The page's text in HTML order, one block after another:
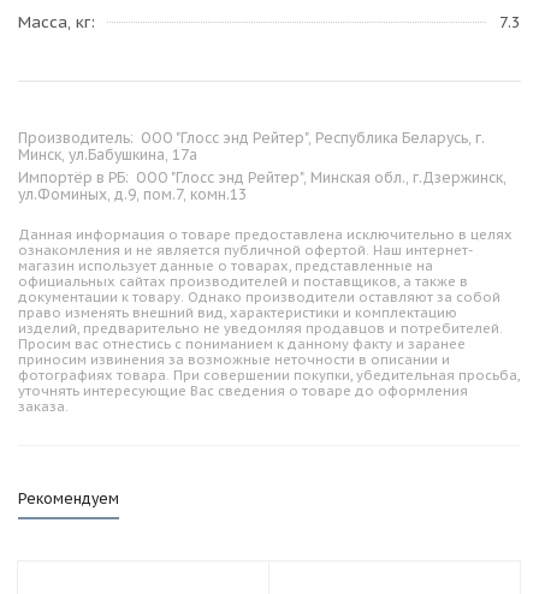
Масса, кг
7.3
Производитель: ООО "Глосс энд Рейтер", Республика Беларусь, г.
Минск, ул.Бабушкина, 17а
Импортёр в РБ: ООО "Глосс энд Рейтер", Минская обл., г.Дзержинск,
ул.Фоминых, д.9, пом.7, комн.13
Данная информация о товаре предоставлена исключительно в целях
ознакомления и не является публичной офертой. Наш интернет-
магазин использует данные о товарах, представленные на
официальных сайтах производителей и поставщиков, а также в
документации к товару. Однако производители оставляют за собой
право изменять внешний вид, характеристики и комплектацию
изделий, предварительно не уведомляя продавцов и потребителей.
Просим вас отнестись с пониманием к данному факту и заранее
приносим извинения за возможные неточности в описании и
фотографиях товара. При совершении покупки, убедительная просьба,
уточнять интересующие Вас сведения о товаре до оформления
заказа.
Рекомендуем